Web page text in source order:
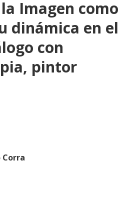
Imagen como
dinámica en el
con
pintor
Corra